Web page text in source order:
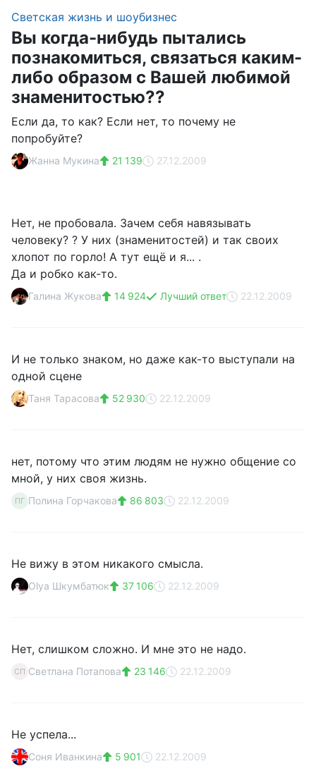
Светская жизнь и шоубизнес
Вы когда-нибудь пытались
познакомиться, связаться каким-
либо образом с Вашей любимой
знаменитостью??
Если да, то как? Если нет, то почему не
попробуйте?
Жанна Мукина 21 139 27.12.2009
Нет, не пробовала. Зачем себя навязывать
человеку? ? У них (знаменитостей) и так своих
хлопот по горло! А тут ещё и я... .
Да и робко как-то.
Галина Жукова 14 924 Лучший ответ 22.12.2009
И не только знаком, но даже как-то выступали на
одной сцене
Таня Тарасова 52 930 22.12.2009
нет, потому что этим людям не нужно общение со
мной, у них своя жизнь.
ПГ Полина Горчакова 86 803 22.12.2009
Не вижу в этом никакого смысла.
Olya Шкумбатюк 37 106 22.12.2009
Нет, слишком сложно. И мне это не надо.
СП Светлана Потапова 23 146 22.12.2009
Не успела...
Соня Иванкина 5 901 22.12.2009